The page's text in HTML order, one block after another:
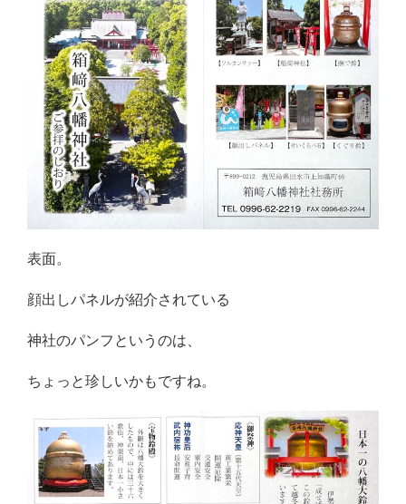
表面。
顔出しパネルが紹介されている
神社のパンフというのは、
ちょっと珍しいかもですね。